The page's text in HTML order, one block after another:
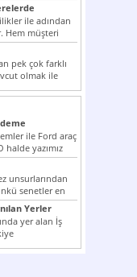
ile adından
Hem müşteri
pek çok farklı
olmak ile
ile Ford araç
yazımız
unsurlarından
senetler en
Taksitler...
Yerler
yer alan İş